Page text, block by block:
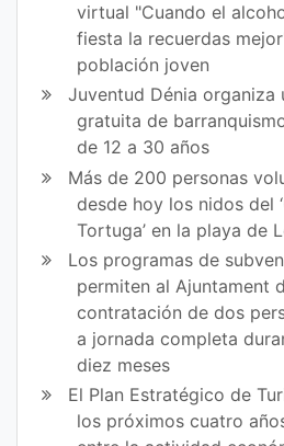
bo
ok
er
virtual "Cuando el
fiesta la recuerdas
población joven
Juventud Dénia organiza
gratuita de
de 12 a 30 años
Más de 200 personas
desde hoy los nidos del
Tortuga’ en la playa de
Los programas de
permiten al Ajuntament
contratación de dos
a jornada completa
diez meses
El Plan Estratégico de
los próximos cuatro